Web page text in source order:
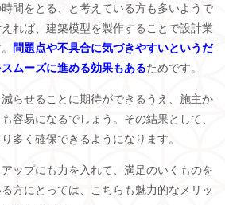
間をとる、と考えている方も多いようで
れば、建築模型を製作することで設計業
問題点や不具合に気づきやすいというだ
ムーズに進める効果もあるためです。
らせることに期待ができるうえ、施主か
容易になるでしょう。その結果として、
多く確保できるようになります。
アップにも力を入れて、満足のいくものを
方にとっては、こちらも魅力的なメリッ